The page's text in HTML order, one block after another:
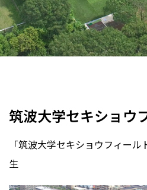
筑波大学セキショウ
「筑波大学セキショウフィー
生